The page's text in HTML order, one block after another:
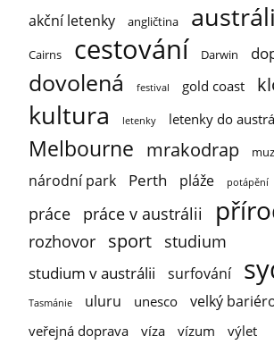
akční letenky angličtina
Cairns cestování Darwin
dovolená festival gold coast
kultura letenky letenky do
Melbourne mrakodrap
národní park Perth pláže potápění
práce práce v austrálii
rozhovor sport studium
studium v austrálii surfování
Tasmánie uluru unesco velký
veřejná doprava víza vízum výlet